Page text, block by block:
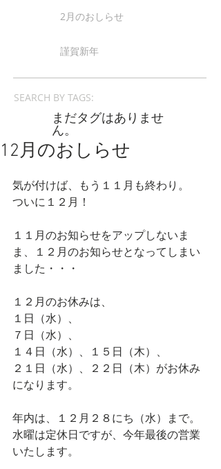
SEARCH BY TAGS:
まだタグはありませ
ん。
12月のおしらせ
気が付けば、もう１１月も終わり。
ついに１２月！
１１月のお知らせをアップしないま
ま、１２月のお知らせとなってしまい
ました・・・
１２月のお休みは、
１日（水）、
７日（水）、
１４日（水）、１５日（木）、
２１日（水）、２２日（木）がお休み
になります。
年内は、１２月２８にち（水）まで。
水曜は定休日ですが、今年最後の営業
いたします。
2月のおしらせ
謹賀新年